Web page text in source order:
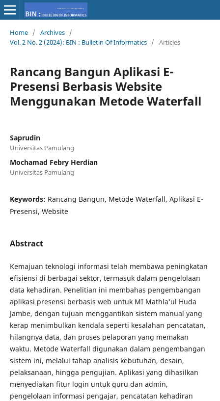
Home / Archives /
Vol. 2 No. 2 (2024): BIN : Bulletin Of Informatics / Articles
Rancang Bangun Aplikasi E-
Presensi Berbasis Website
Menggunakan Metode Waterfall
Saprudin
Universitas Pamulang
Mochamad Febry Herdian
Universitas Pamulang
Keywords: Rancang Bangun, Metode Waterfall, Aplikasi E-
Presensi, Website
Abstract
Kemajuan teknologi informasi telah membawa peningkatan
efisiensi di berbagai sektor, termasuk dalam pengelolaan
data kehadiran. Penelitian ini membahas pengembangan
aplikasi presensi berbasis web untuk MI Mathla’ul Huda
Jambe, dengan tujuan menggantikan sistem manual yang
kerap menimbulkan kendala seperti kesalahan pencatatan,
hilangnya data, dan proses pelaporan yang memakan
waktu. Metode Waterfall digunakan dalam pengembangan
sistem ini, melalui tahap analisis kebutuhan, desain,
pelaksanaan, hingga pengujian. Aplikasi yang dihasilkan
menyediakan fitur login untuk guru dan admin,
pengelolaan informasi pengajar, pencatatan kehadiran